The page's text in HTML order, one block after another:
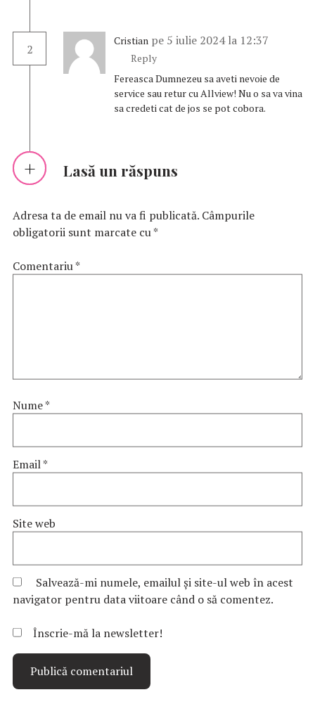
2
Cristian pe 5 iulie 2024 la 12:37
Reply
Fereasca Dumnezeu sa aveti nevoie de
service sau retur cu Allview! Nu o sa va vina
sa credeti cat de jos se pot cobora.
Lasă un răspuns
Adresa ta de email nu va fi publicată. Câmpurile
obligatorii sunt marcate cu*
Comentariu*
Nume*
Email*
Site web
Salvează-mi numele, emailul și site-ul web în acest
navigator pentru data viitoare când o să comentez.
Înscrie-mă la newsletter!